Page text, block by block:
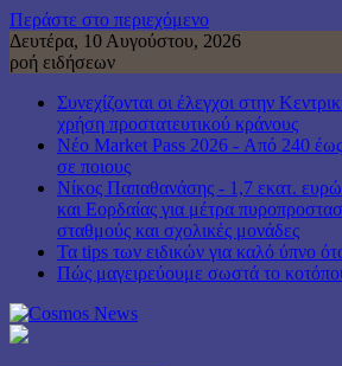
Περάστε στο περιεχόμενο
Δευτέρα, 10 Αυγούστου, 2026
ροή ειδήσεων
Συνεχίζονται οι έλεγχοι στην
χρήση προστατευτικού κράνους
Νέο Market Pass 2026 - Από 240
σε ποιους
Νίκος Παπαθανάσης - 1,7 εκατ.
και Εορδαίας για μέτρα
σταθμούς και σχολικές μονάδες
Τα tips των ειδικών για καλό ύπνο
Πώς μαγειρεύουμε σωστά το